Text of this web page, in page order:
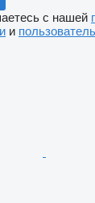
с нашей
и